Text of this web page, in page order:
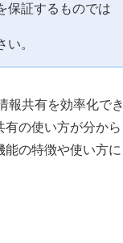
保証するものでは
。
報共有を効率化でき
有の使い方が分から
能の特徴や使い方に